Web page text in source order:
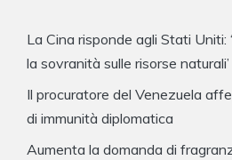
La Cina risponde agli Stati Uniti:
la sovranità sulle risorse naturali’
Il procuratore del Venezuela
di immunità diplomatica
Aumenta la domanda di